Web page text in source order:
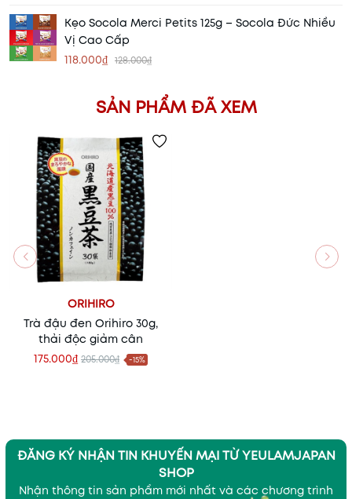
Kẹo Socola Merci Petits 125g – Socola Đức Nhiều
Vị Cao Cấp
118.000₫ 128.000₫
SẢN PHẨM ĐÃ XEM
ORIHIRO
Trà đậu đen Orihiro 30g,
thải độc giảm cân
175.000₫ 205.000₫ -15%
ĐĂNG KÝ NHẬN TIN KHUYẾN MẠI TỪ YEULAMJAPAN
SHOP
Nhận thông tin sản phẩm mới nhất và các chương trình